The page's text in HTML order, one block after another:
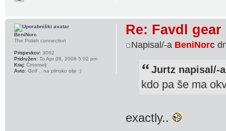
Re: Favdl
Napisal/-a BeniNorc
Jurtz napisal/-
kdo pa še ma
exactly..
BeniNorc
The Polish connection
Prispevkov: 3062
Pridružen: To Apr 08, 2008 5:02 pm
Kraj: Črnomelj
Avto: Golf .. na plinsko olje :)